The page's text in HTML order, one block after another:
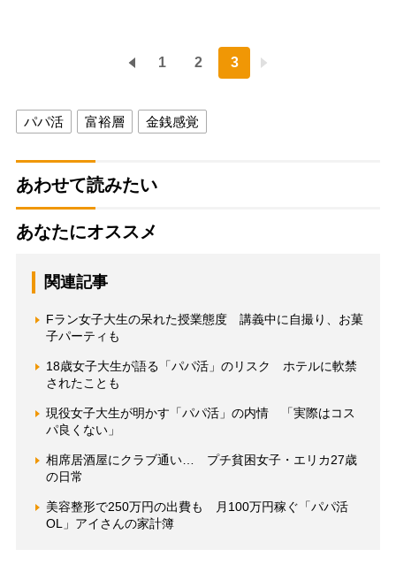
1 2 3
パパ活 富裕層 金銭感覚
あわせて読みたい
あなたにオススメ
関連記事
Fラン女子大生の呆れた授業態度 講義中に自撮り、お菓
子パーティも
18歳女子大生が語る「パパ活」のリスク ホテルに軟禁
されたことも
現役女子大生が明かす「パパ活」の内情 「実際はコス
パ良くない」
相席居酒屋にクラブ通い… プチ貧困女子・エリカ27歳
の日常
美容整形で250万円の出費も 月100万円稼ぐ「パパ活
OL」アイさんの家計簿